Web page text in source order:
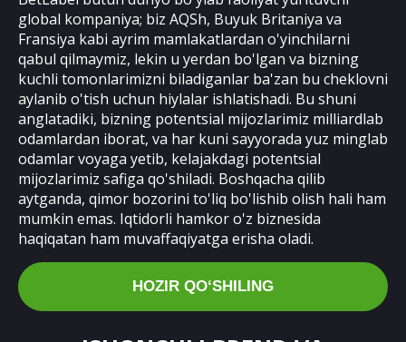
global kompaniya; biz AQSh, Buyuk Britaniya va
Fransiya kabi ayrim mamlakatlardan o'yinchilarni
qabul qilmaymiz, lekin u yerdan bo'lgan va bizning
kuchli tomonlarimizni biladiganlar ba'zan bu cheklovni
aylanib o'tish uchun hiylalar ishlatishadi. Bu shuni
anglatadiki, bizning potentsial mijozlarimiz milliardlab
odamlardan iborat, va har kuni sayyorada yuz minglab
odamlar voyaga yetib, kelajakdagi potentsial
mijozlarimiz safiga qo'shiladi. Boshqacha qilib
aytganda, qimor bozorini to'liq bo'lishib olish hali ham
mumkin emas. Iqtidorli hamkor o'z biznesida
haqiqatan ham muvaffaqiyatga erisha oladi.
HOZIR QOʻSHILING